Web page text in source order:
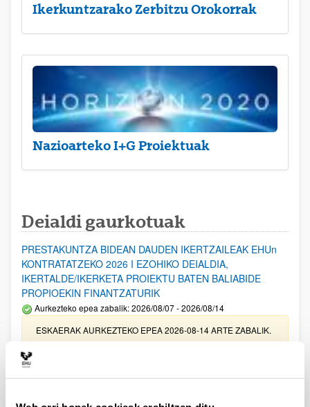
Ikerkuntzarako Zerbitzu Orokorrak
Nazioarteko I+G Proiektuak
Deialdi gaurkotuak
PRESTAKUNTZA BIDEAN DAUDEN IKERTZAILEAK EHUn
KONTRATATZEKO 2026 I EZOHIKO DEIALDIA,
IKERTALDE/IKERKETA PROIEKTU BATEN BALIABIDE
PROPIOEKIN FINANTZATURIK
Aurkezteko epea zabalik: 2026/08/07 - 2026/08/14
ESKAERAK AURKEZTEKO EPEA 2026-08-14 ARTE ZABALIK.
UPV/EHUn Azpiegitura Zientifikoa eta Funts Bibliografikoak
erosi eta berritzeko laguntzak 2026